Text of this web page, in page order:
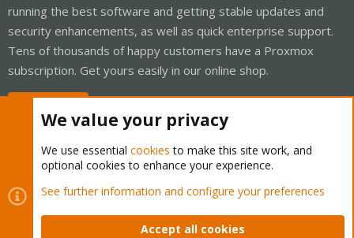
running the best software and getting stable updates and
security enhancements, as well as quick enterprise support.
Tens of thousands of happy customers have a Proxmox
subscription. Get yours easily in our online shop.
Cookies
Proxmox Support Forum - Light Mode
Contact us
Terms and rules Privacy policy Help Home
We value your privacy
We use essential cookies to make this site work, and
optional cookies to enhance your experience.
See further information and configure your preferences
Accept all cookies